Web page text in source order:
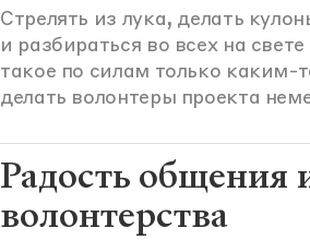
Стрелять из лука, делать
и разбираться во всех на
такое по силам только каким-
делать волонтеры проекта
Радость общения
волонтерства